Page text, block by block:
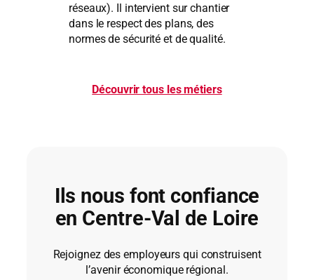
réseaux). Il intervient sur chantier
dans le respect des plans, des
normes de sécurité et de qualité.
Découvrir tous les métiers
Ils nous font confiance
en Centre-Val de Loire
Rejoignez des employeurs qui construisent
l’avenir économique régional.